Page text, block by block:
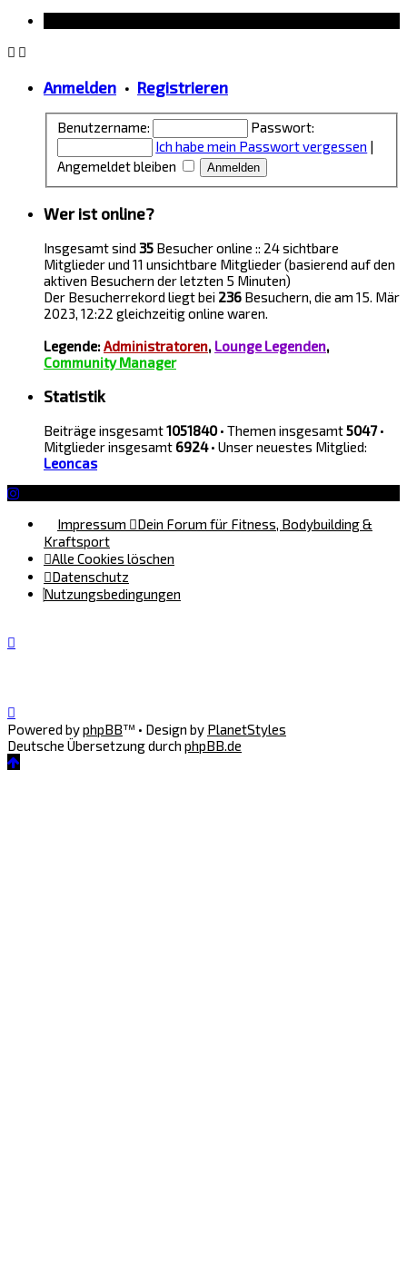
Anmelden • Registrieren
Benutzername:
Passwort:
Ich habe mein Passwort vergessen
Angemeldet bleiben
Wer ist online?
Insgesamt sind 35 Besucher online :: 24 sichtbare
Mitglieder und 11 unsichtbare Mitglieder (basierend auf den
aktiven Besuchern der letzten 5 Minuten)
Der Besucherrekord liegt bei 236 Besuchern, die am 15. Mär
2023, 12:22 gleichzeitig online waren.
Legende:Administratoren, Lounge Legenden,
Community Manager
Statistik
Beiträge insgesamt1051840• Themen insgesamt5047•
Mitglieder insgesamt 6924• Unser neuestes Mitglied:
Leoncas
Impressum
Dein Forum für Fitness, Bodybuilding &
Kraftsport
Alle Cookies löschen
Datenschutz
Nutzungsbedingungen
Powered byphpBB™ • Design by PlanetStyles
Deutsche Übersetzung durch phpBB.de